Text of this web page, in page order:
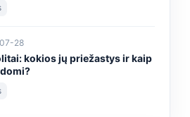
28
kokios jų priežastys ir kaip